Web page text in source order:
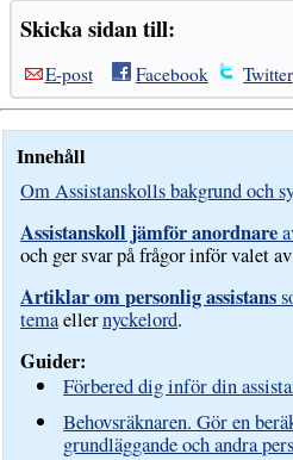
Skicka sidan till:
E-post Facebook Twitter
Innehåll
Om Assistanskolls bakgrund och
Assistanskoll jämför anordnare
och ger svar på frågor inför valet
Artiklar om personlig assistans
temaellernyckelord.
Guider:
Förbered dig inför din
Behovsräknaren. Gör en
grundläggande och andra